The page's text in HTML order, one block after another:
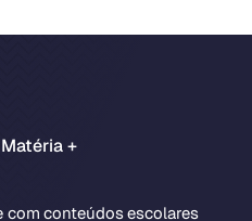
com conteúdos escolares